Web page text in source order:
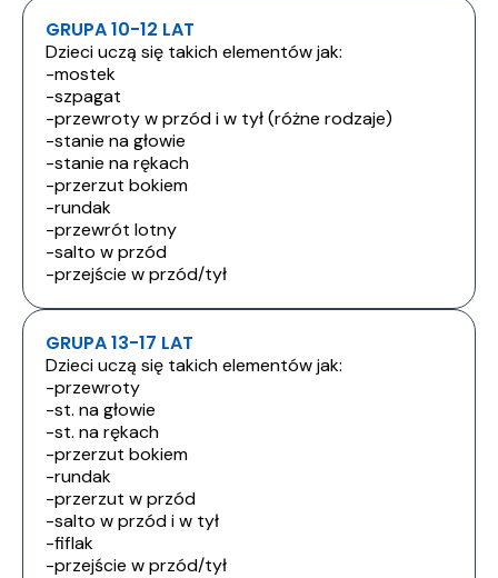
GRUPA 10-12 LAT
Dzieci uczą się takich elementów jak:
-mostek
-szpagat
-przewroty w przód i w tył (różne rodzaje)
-stanie na głowie
-stanie na rękach
-przerzut bokiem
-rundak
-przewrót lotny
-salto w przód
-przejście w przód/tył
GRUPA 13-17 LAT
Dzieci uczą się takich elementów jak:
-przewroty
-st. na głowie
-st. na rękach
-przerzut bokiem
-rundak
-przerzut w przód
-salto w przód i w tył
-fiflak
-przejście w przód/tył